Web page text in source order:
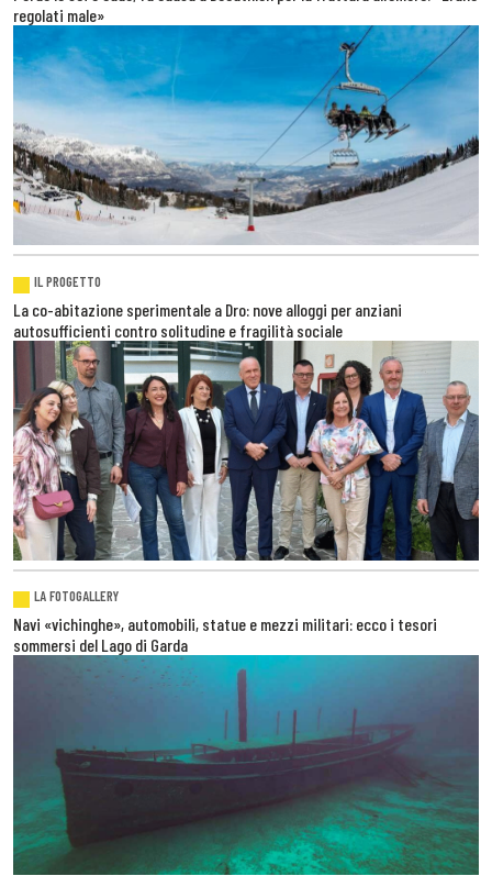
regolati male»
IL PROGETTO
La co-abitazione sperimentale a Dro: nove alloggi per anziani
autosufficienti contro solitudine e fragilità sociale
LA FOTOGALLERY
Navi «vichinghe», automobili, statue e mezzi militari: ecco i tesori
sommersi del Lago di Garda